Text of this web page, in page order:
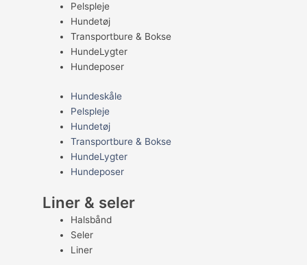
Pelspleje
Hundetøj
Transportbure & Bokse
HundeLygter
Hundeposer
Hundeskåle
Pelspleje
Hundetøj
Transportbure & Bokse
HundeLygter
Hundeposer
Liner & seler
Halsbånd
Seler
Liner